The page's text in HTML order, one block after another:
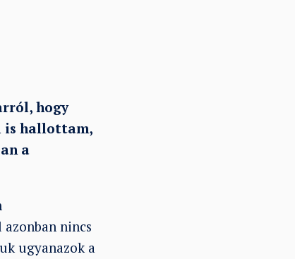
hogy
is hallottam,
a
nincs
ugyanazok a